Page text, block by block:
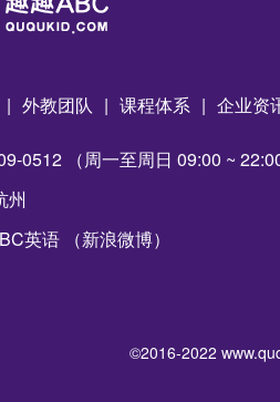
| 外教团队 | 课程体系 | 企业资
0512 （周一至周日 09:00 ~ 22:00
州
英语 （新浪微博）
©2016-2022